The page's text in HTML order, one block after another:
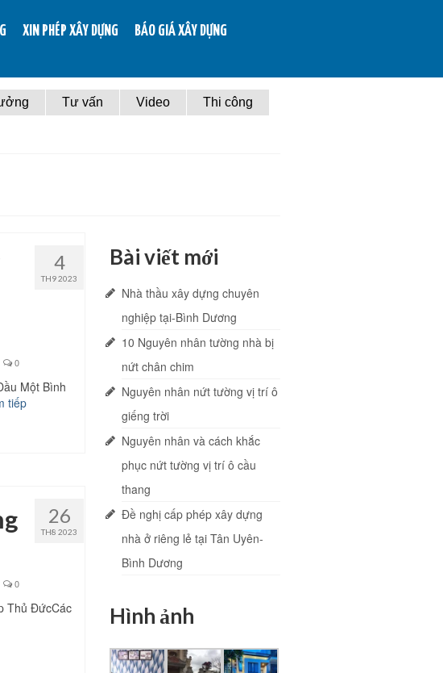
XIN PHÉP XÂY DỰNG
BÁO GIÁ XÂY DỰNG
Tư vấn Video
Thi công
4
TH9 2023
0
Một Bình
tiếp
26
TH8 2023
0
Thủ ĐứcCác
Bài viết mới
Nhà thầu xây dựng chuyên
nghiệp tại-Bình Dương
10 Nguyên nhân tường nhà bị
nứt chân chim
Nguyên nhân nứt tường vị trí ô
giếng trời
Nguyên nhân và cách khắc
phục nứt tường vị trí ô cầu
thang
Đề nghị cấp phép xây dựng
nhà ở riêng lẻ tại Tân Uyên-
Bình Dương
Hình ảnh